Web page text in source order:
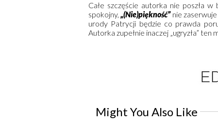
Całe szczęście autorka nie poszła
spokojny,„(Nie)piękność”nie
urody Patrycji będzie co prawda
Autorka zupełnie inaczej „ugryzła” ten
Might You Also Like